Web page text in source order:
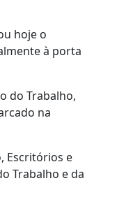
hoje o
à porta
do Trabalho,
na
Escritórios e
Trabalho e da